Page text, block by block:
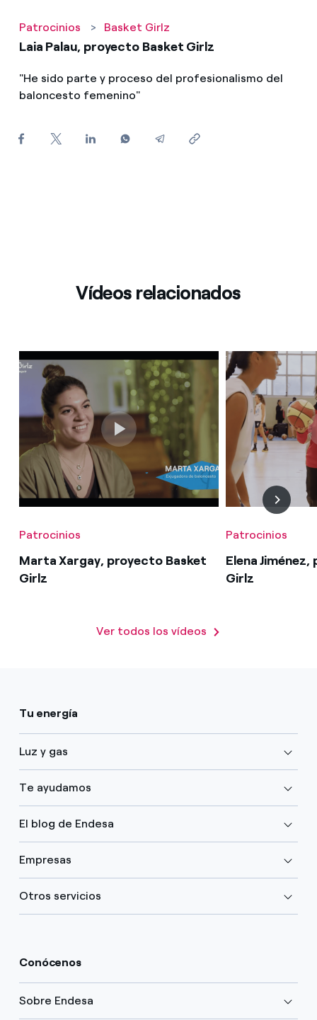
¿Cómo cambiar el titular del contrato?
¿Has recibido una oferta para cambiar de
compañía?
Patrocinios > Basket Girlz
Laia Palau, proyecto Basket Girlz
"He sido parte y proceso del profesionalismo del
baloncesto femenino"
Vídeos relacionados
Patrocinios
Marta Xargay, proyecto Basket
Girlz
Patrocinios
Elena
Girlz
Ver todos los vídeos
Tu energía
Luz y gas
Te ayudamos
El blog de Endesa
Empresas
Otros servicios
Conócenos
Sobre Endesa